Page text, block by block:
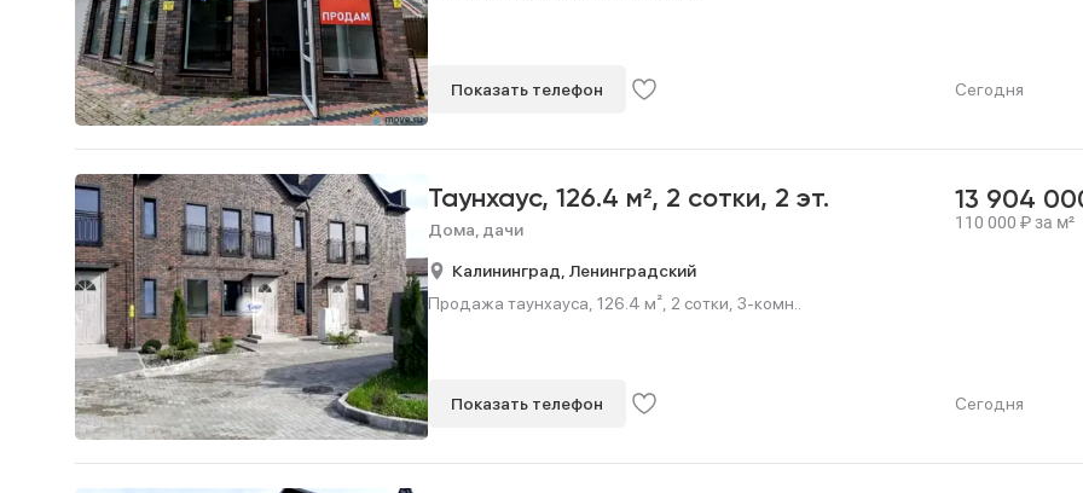
Показать телефон Сегодня
Таунхаус, 126.4 м², 2 сотки, 2 эт.
Дома, дачи
13 904
110 000 ₽за м²
Калининград, Ленинградский
Продажа таунхауса, 126.4 м², 2 сотки, 3-комн..
Показать телефон Сегодня